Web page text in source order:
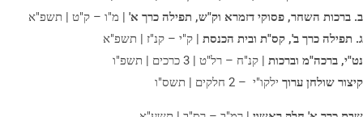
ב. ברכות השחר, פסוקי דזמרא וק"ש, תפילה כרך א' | מ"ו – ק"ט | תשפ"א
ג. תפילה כרך ב', קס"ת ובית הכנסת | ק"י – קנ"ז | תשפ"א
נט"י, ברכה"מ וברכות | קנ"ח – רל"ט | 3 כרכים | תשפ"ו
קיצור שולחן ערוך ילקו"י – 2 חלקים | תשס"ו